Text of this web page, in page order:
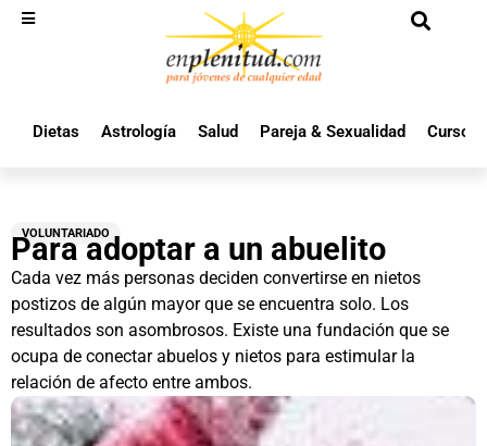
Dietas Astrología Salud Pareja & Sexualidad Cursos
VOLUNTARIADO
Para adoptar a un abuelito
Cada vez más personas deciden convertirse en nietos
postizos de algún mayor que se encuentra solo. Los
resultados son asombrosos. Existe una fundación que se
ocupa de conectar abuelos y nietos para estimular la
relación de afecto entre ambos.